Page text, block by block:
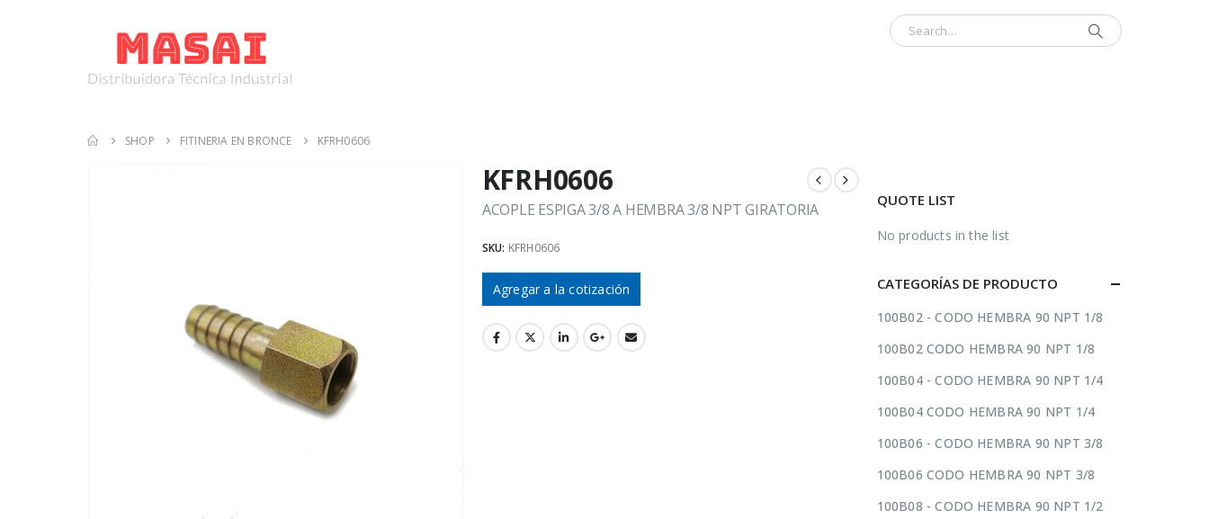
SHOP FITINERIA EN BRONCE KFRH0606
KFRH0606
ACOPLE ESPIGA 3/8 A HEMBRA 3/8 NPT GIRATORIA
SKU: KFRH0606
Agregar a la cotización
QUOTE LIST
No products in the list
CATEGORÍAS DE PRODUCTO
100B02 - CODO HEMBRA 90 NPT 1/8
100B02 CODO HEMBRA 90 NPT 1/8
100B04 - CODO HEMBRA 90 NPT 1/4
100B04 CODO HEMBRA 90 NPT 1/4
100B06 - CODO HEMBRA 90 NPT 3/8
100B06 CODO HEMBRA 90 NPT 3/8
100B08 - CODO HEMBRA 90 NPT 1/2